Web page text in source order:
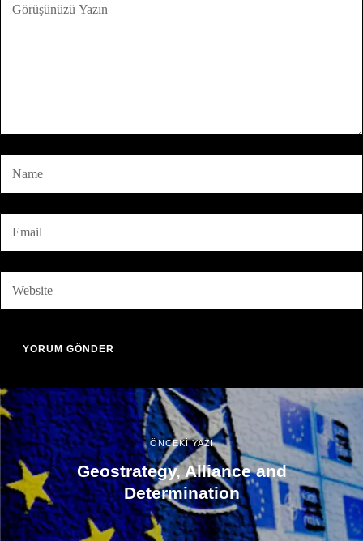
ÖNCEKİ YAZI
Geostrategy, Alliance and
Determination